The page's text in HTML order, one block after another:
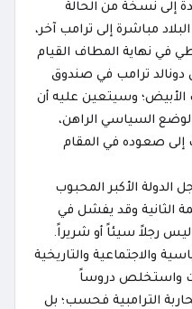
إلى نسخة من الحالة
مباشرة إلى ترامب آخر،
في نهاية المطاف القيام
دونالد ترامب في صندوق
الأبيض؛ وسيتعين عليه أن
السياسي الراهن،
إلى صعوده في المقام
الدولة الأكبر المحبوب
الثانية وقد يفشل في
ليس رجلاً سيئاً أو شريراً.
والاجتماعية والتاريخية
واستخلص دروساً
الترامبية فحسب؛ بل